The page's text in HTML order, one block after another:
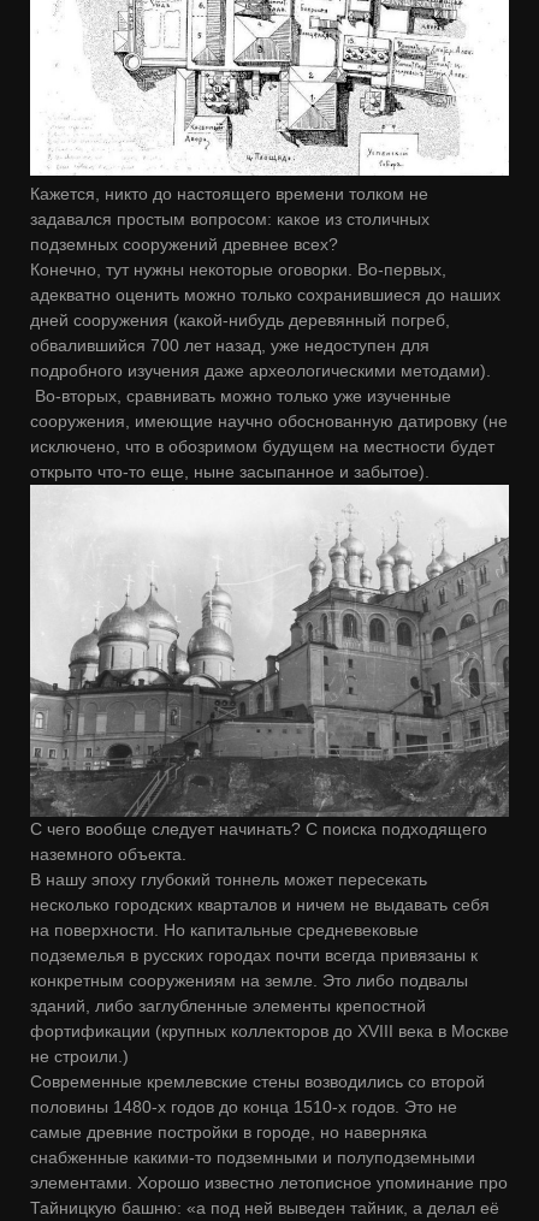
Кажется, никто до настоящего времени толком не
задавался простым вопросом: какое из столичных
подземных сооружений древнее всех?
Конечно, тут нужны некоторые оговорки. Во-первых,
адекватно оценить можно только сохранившиеся до наших
дней сооружения (какой-нибудь деревянный погреб,
обвалившийся 700 лет назад, уже недоступен для
подробного изучения даже археологическими методами).
Во-вторых, сравнивать можно только уже изученные
сооружения, имеющие научно обоснованную датировку (не
исключено, что в обозримом будущем на местности будет
открыто что-то еще, ныне засыпанное и забытое).
С чего вообще следует начинать? С поиска подходящего
наземного объекта.
В нашу эпоху глубокий тоннель может пересекать
несколько городских кварталов и ничем не выдавать себя
на поверхности. Но капитальные средневековые
подземелья в русских городах почти всегда привязаны к
конкретным сооружениям на земле. Это либо подвалы
зданий, либо заглубленные элементы крепостной
фортификации (крупных коллекторов до XVIII века в Москве
не строили.)
Современные кремлевские стены возводились со второй
половины 1480-х годов до конца 1510-х годов. Это не
самые древние постройки в городе, но наверняка
снабженные какими-то подземными и полуподземными
элементами. Хорошо известно летописное упоминание про
Тайницкую башню: «а под ней выведен тайник, а делал её